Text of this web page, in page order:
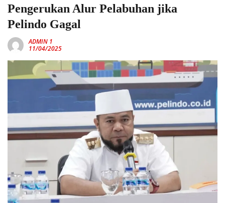
Pengerukan Alur Pelabuhan jika
Pelindo Gagal
ADMIN 1
11/04/2025